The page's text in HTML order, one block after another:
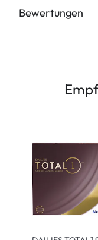
Bewertungen